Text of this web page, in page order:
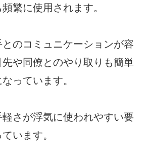
繁に使用されます。
のコミュニケーションが容
や同僚とのやり取りも簡単
っています。
軽さが浮気に使われやすい要
います。